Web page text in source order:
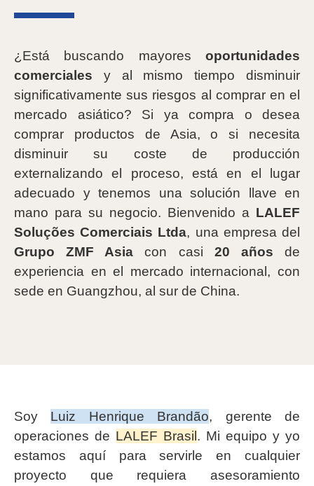
¿Está buscando mayores oportunidades
comerciales y al mismo tiempo disminuir
significativamente sus riesgos al comprar en el
mercado asiático? Si ya compra o desea
comprar productos de Asia, o si necesita
disminuir su coste de producción
externalizando el proceso, está en el lugar
adecuado y tenemos una solución llave en
mano para su negocio. Bienvenido a LALEF
Soluções Comerciais Ltda, una empresa del
Grupo ZMF Asia con casi 20 años de
experiencia en el mercado internacional, con
sede en Guangzhou, al sur de China.
Soy Luiz Henrique Brandão, gerente de
operaciones de LALEF Brasil. Mi equipo y yo
estamos aquí para servirle en cualquier
proyecto que requiera asesoramiento